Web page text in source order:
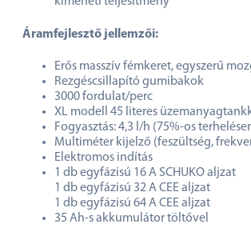
Áramfejlesztő jellemzői:
Erős masszív fémkeret, egyszerű
Rezgéscsillapító gumibakok
3000 fordulat/perc
XL modell 45 literes
Fogyasztás: 4,3 l/h (75%-os
Multiméter kijelző (feszültség,
Elektromos indítás
1 db egyfázisú 16 A SCHUKO aljzat
1 db egyfázisú 32 A CEE aljzat
1 db egyfázisú 64 A CEE aljzat
35 Ah-s akkumulátor töltővel